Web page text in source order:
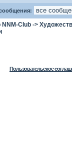
NNM-Club ->
Пользовательское